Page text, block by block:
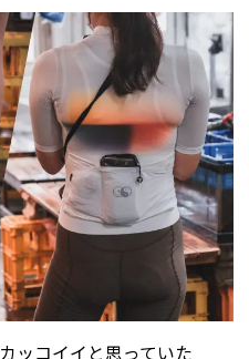
ッコイイと思っていた